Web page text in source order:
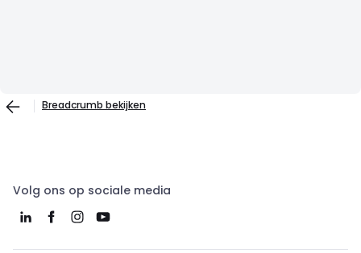
Breadcrumb bekijken
Volg ons op sociale media